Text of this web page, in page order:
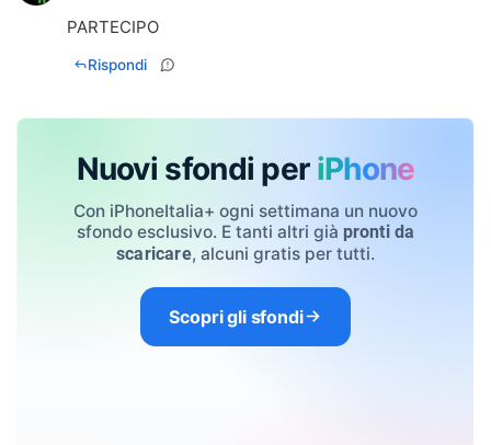
PARTECIPO
Rispondi
Nuovi sfondi per iPhone
Con iPhoneItalia+ ogni settimana un nuovo
sfondo esclusivo. E tanti altri già pronti da
scaricare, alcuni gratis per tutti.
Scopri gli sfondi